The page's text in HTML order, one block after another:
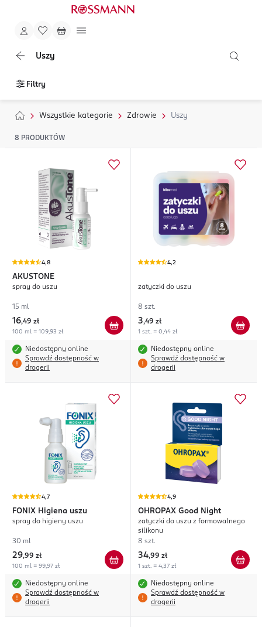
Uszy
Filtry
Wszystkie kategorie Zdrowie Uszy
8 PRODUKTÓW
4,8
AKUSTONE
spray do uszu
15 ml
16,49 zł
100 ml = 109,93 zł
Niedostępny online
Sprawdź dostępność w
drogerii
4,2
zatyczki do uszu
8 szt.
3,49 zł
1 szt. = 0,44 zł
Niedostępny online
Sprawdź dostępność w
drogerii
4,7
FONIX Higiena uszu
spray do higieny uszu
30 ml
29,99 zł
100 ml = 99,97 zł
Niedostępny online
Sprawdź dostępność w
drogerii
4,9
OHROPAX Good Night
zatyczki do uszu z formowalnego
silikonu
8 szt.
34,99 zł
1 szt. = 4,37 zł
Niedostępny online
Sprawdź dostępność w
drogerii